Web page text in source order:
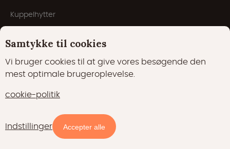
Tilgængelighed og priser
Kuppelhytter
Populære temaer
Unikke ophold
Med din hund
Samtykke til cookies
Vi bruger cookies til at give vores besøgende den
mest optimale brugeroplevelse.
cookie-politik
Indstillinger Accepter alle